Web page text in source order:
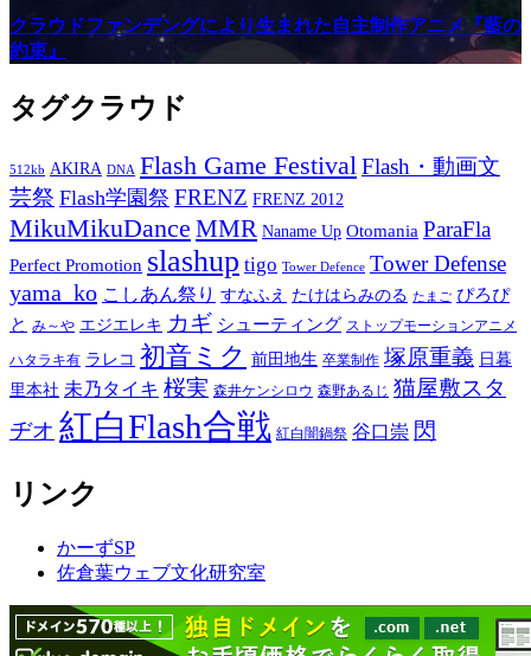
クラウドファンデングにより生まれた自主制作アニメ『藍の
約束』
タグクラウド
512kb AKIRA DNA Flash Game FestivalFlash・動画文
芸祭 Flash学園祭 FRENZ FRENZ 2012
MikuMikuDance MMR Naname Up Otomania ParaFla
Perfect Promotion slashup tigo Tower Defence Tower Defense
yama_ko こしあん祭り すなふえ たけはらみのる たまご ぴろぴ
と み～や エジエレキ カギ シューティング ストップモーションアニメ
ハタラキ有 ラレコ 初音ミク 前田地生 卒業制作 塚原重義 日暮
里本社 未乃タイキ 桜実 森井ケンシロウ 森野あるじ 猫屋敷スタ
ヂオ 紅白Flash合戦 紅白闇鍋祭 谷口崇 閃
リンク
かーずSP
佐倉葉ウェブ文化研究室